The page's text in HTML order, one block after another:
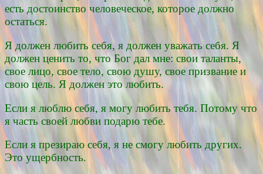
есть достоинство человеческое, которое должно
остаться.
Я должен любить себя, я должен уважать себя. Я
должен ценить то, что Бог дал мне: свои таланты,
свое лицо, свое тело, свою душу, свое призвание и
свою цель. Я должен это любить.
Если я люблю себя, я могу любить тебя. Потому что
я часть своей любви подарю тебе.
Если я презираю себя, я не смогу любить других.
Это ущербность.